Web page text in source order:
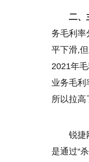
二、
务毛利率
平下滑,
2021年
业务毛利
所以拉高
锐捷
是通过“